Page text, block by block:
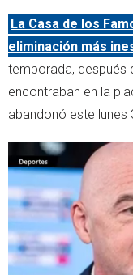
i
t
t
e
r
a
t
s
a
p
p
La Casa de los
eliminación más
temporada, después
encontraban en la
abandonó este lunes